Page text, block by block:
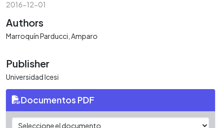
2016-12-01
Authors
Marroquín Parducci, Amparo
Publisher
Universidad Icesi
Documentos PDF